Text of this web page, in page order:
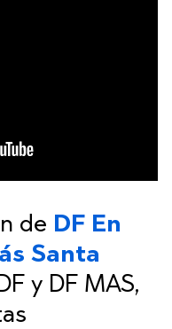
de DF En
Santa
y DF MAS,